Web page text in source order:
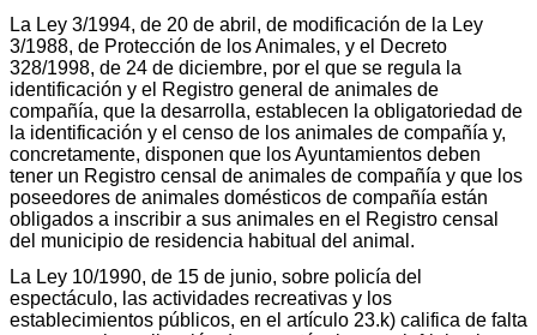
La Ley 3/1994, de 20 de abril, de modificación de la Ley
3/1988, de Protección de los Animales, y el Decreto
328/1998, de 24 de diciembre, por el que se regula la
identificación y el Registro general de animales de
compañía, que la desarrolla, establecen la obligatoriedad de
la identificación y el censo de los animales de compañía y,
concretamente, disponen que los Ayuntamientos deben
tener un Registro censal de animales de compañía y que los
poseedores de animales domésticos de compañía están
obligados a inscribir a sus animales en el Registro censal
del municipio de residencia habitual del animal.
La Ley 10/1990, de 15 de junio, sobre policía del
espectáculo, las actividades recreativas y los
establecimientos públicos, en el artículo 23.k) califica de falta